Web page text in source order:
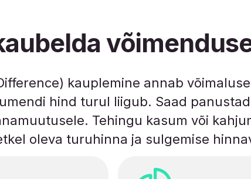
kauplemine annab
hind turul liigub. Saad
Tehingu kasum või
oleva turuhinna ja sulgemise